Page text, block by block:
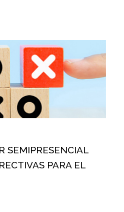
SEMIPRESENCIAL
PARA EL